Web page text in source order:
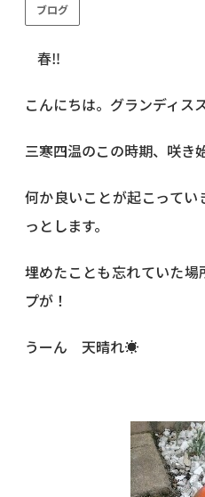
ブログ
春‼
こんにちは。グランディス
三寒四温のこの時期、咲き
何か良いことが起こって
っとします。
埋めたことも忘れていた
プが！
うーん 天晴れ☀